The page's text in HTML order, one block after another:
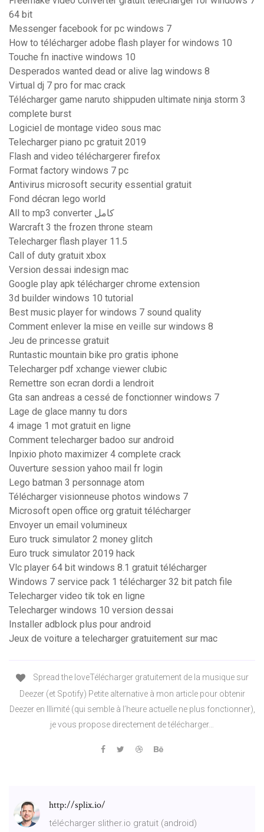
64 bit
Messenger facebook for pc windows 7
How to télécharger adobe flash player for windows 10
Touche fn inactive windows 10
Desperados wanted dead or alive lag windows 8
Virtual dj 7 pro for mac crack
Télécharger game naruto shippuden ultimate ninja storm 3
complete burst
Logiciel de montage video sous mac
Telecharger piano pc gratuit 2019
Flash and video téléchargerer firefox
Format factory windows 7 pc
Antivirus microsoft security essential gratuit
Fond décran lego world
All to mp3 converter كامل
Warcraft 3 the frozen throne steam
Telecharger flash player 11.5
Call of duty gratuit xbox
Version dessai indesign mac
Google play apk télécharger chrome extension
3d builder windows 10 tutorial
Best music player for windows 7 sound quality
Comment enlever la mise en veille sur windows 8
Jeu de princesse gratuit
Runtastic mountain bike pro gratis iphone
Telecharger pdf xchange viewer clubic
Remettre son ecran dordi a lendroit
Gta san andreas a cessé de fonctionner windows 7
Lage de glace manny tu dors
4 image 1 mot gratuit en ligne
Comment telecharger badoo sur android
Inpixio photo maximizer 4 complete crack
Ouverture session yahoo mail fr login
Lego batman 3 personnage atom
Télécharger visionneuse photos windows 7
Microsoft open office org gratuit télécharger
Envoyer un email volumineux
Euro truck simulator 2 money glitch
Euro truck simulator 2019 hack
Vlc player 64 bit windows 8.1 gratuit télécharger
Windows 7 service pack 1 télécharger 32 bit patch file
Telecharger video tik tok en ligne
Telecharger windows 10 version dessai
Installer adblock plus pour android
Jeux de voiture a telecharger gratuitement sur mac
Spread the loveTélécharger gratuitement de la musique sur
Deezer (et Spotify) Petite alternative à mon article pour obtenir
Deezer en Illimité (qui semble à l’heure actuelle ne plus fonctionner),
je vous propose directement de télécharger…
http://splix.io/
télécharger slither.io gratuit (android)